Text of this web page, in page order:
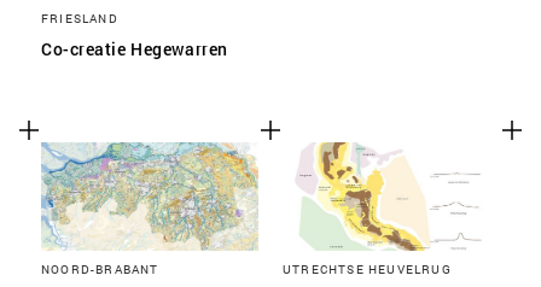
FRIESLAND
Co-creatie Hegewarren
NOORD-BRABANT UTRECHTSE HEUVELRUG